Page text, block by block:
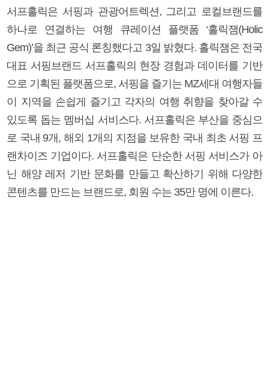
서프홀릭은 서핑과 관광어트렉션, 그리고 로컬브랜드를
하나로 연결하는 여행 큐레이션 플랫폼 ‘홀릭잼(Holic
Gem)’을 최근 공식 론칭했다고 3일 밝혔다. 홀릭잼은 전국
대표 서핑브랜드 서프홀릭의 현장 경험과 데이터를 기반
으로 기획된 플랫폼으로, 서핑을 즐기는 MZ세대 여행자들
이 지역을 손쉽게 즐기고 각자의 여행 취향을 찾아갈 수
있도록 돕는 멤버십 서비스다. 서프홀릭은 부산을 중심으
로 국내 9개, 해외 1개의 지점을 보유한 국내 최초 서핑 프
랜차이즈 기업이다. 서프홀릭은 단순한 서핑 서비스가 아
닌 해양 레저 기반 문화를 만들고 확산하기 위해 다양한
콘텐츠를 만드는 브랜드로, 회원 수는 35만 명에 이른다.